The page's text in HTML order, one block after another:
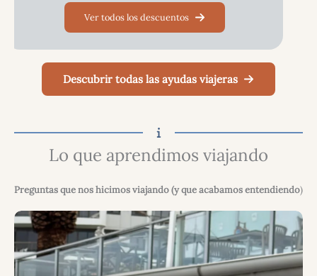
Ver todos los descuentos
Descubrir todas las ayudas viajeras
Lo que aprendimos viajando
Preguntas que nos hicimos viajando (y que acabamos entendiendo)